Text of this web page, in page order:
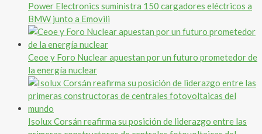
Power Electronics suministra 150 cargadores eléctricos a
BMW junto a Emovili
Ceoe y Foro Nuclear apuestan por un futuro prometedor de
la energía nuclear
Isolux Corsán reafirma su posición de liderazgo entre las